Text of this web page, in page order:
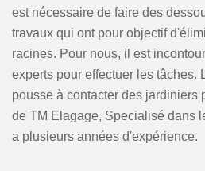
est nécessaire de faire des
travaux qui ont pour objectif
racines. Pour nous, il est
experts pour effectuer les tâches.
pousse à contacter des jardiniers
de TM Elagage, Specialisé dans
a plusieurs années d'expérience.